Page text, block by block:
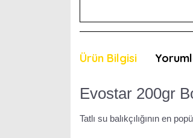
Ürün Bilgisi
Evostar 200gr
Tatlı su balıkçılığının en